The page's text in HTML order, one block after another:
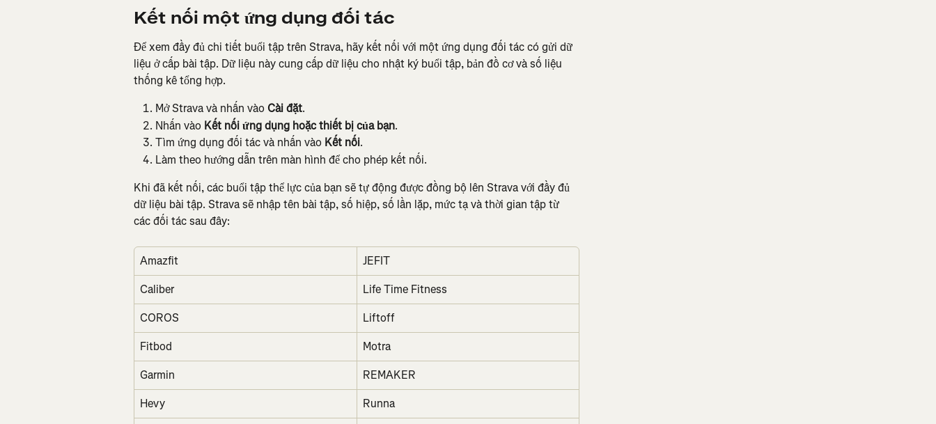
Kết nối một ứng dụng đối tác
Để xem đầy đủ chi tiết buổi tập trên Strava, hãy kết nối với một ứng dụng đối tác có gửi dữ
liệu ở cấp bài tập. Dữ liệu này cung cấp dữ liệu cho nhật ký buổi tập, bản đồ cơ và số liệu
thống kê tổng hợp.
Mở Strava và nhấn vào Cài đặt.
Nhấn vào Kết nối ứng dụng hoặc thiết bị của bạn.
Tìm ứng dụng đối tác và nhấn vào Kết nối.
Làm theo hướng dẫn trên màn hình để cho phép kết nối.
Khi đã kết nối, các buổi tập thể lực của bạn sẽ tự động được đồng bộ lên Strava với đầy đủ
dữ liệu bài tập. Strava sẽ nhập tên bài tập, số hiệp, số lần lặp, mức tạ và thời gian tập từ
các đối tác sau đây:
Amazfit
JEFIT
Caliber
Life Time Fitness
COROS
Liftoff
Fitbod
Motra
Garmin
REMAKER
Hevy
Runna